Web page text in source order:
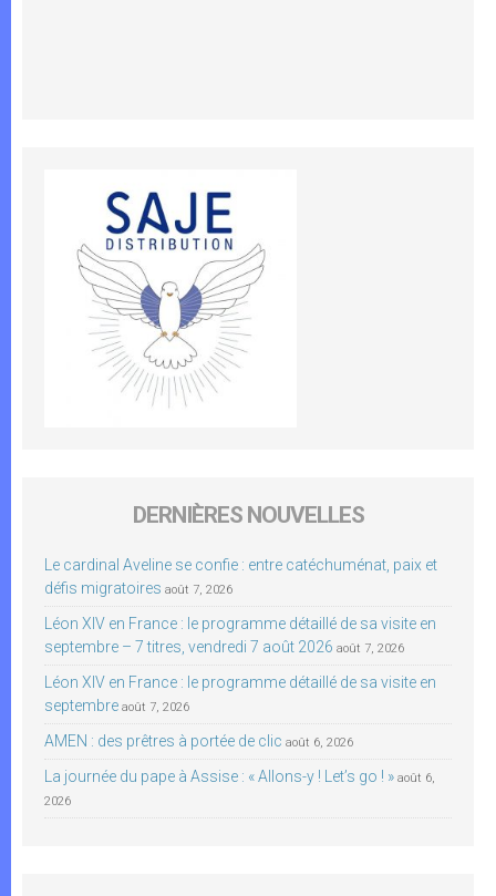
DERNIÈRES NOUVELLES
Le cardinal Aveline se confie : entre catéchuménat, paix et
défis migratoires août 7, 2026
Léon XIV en France : le programme détaillé de sa visite en
septembre – 7 titres, vendredi 7 août 2026 août 7, 2026
Léon XIV en France : le programme détaillé de sa visite en
septembre août 7, 2026
AMEN : des prêtres à portée de clic août 6, 2026
La journée du pape à Assise : « Allons-y ! Let’s go ! » août 6,
2026